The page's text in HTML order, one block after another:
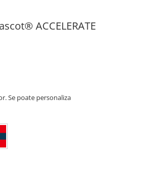
ACCELERATE
Se poate personaliza